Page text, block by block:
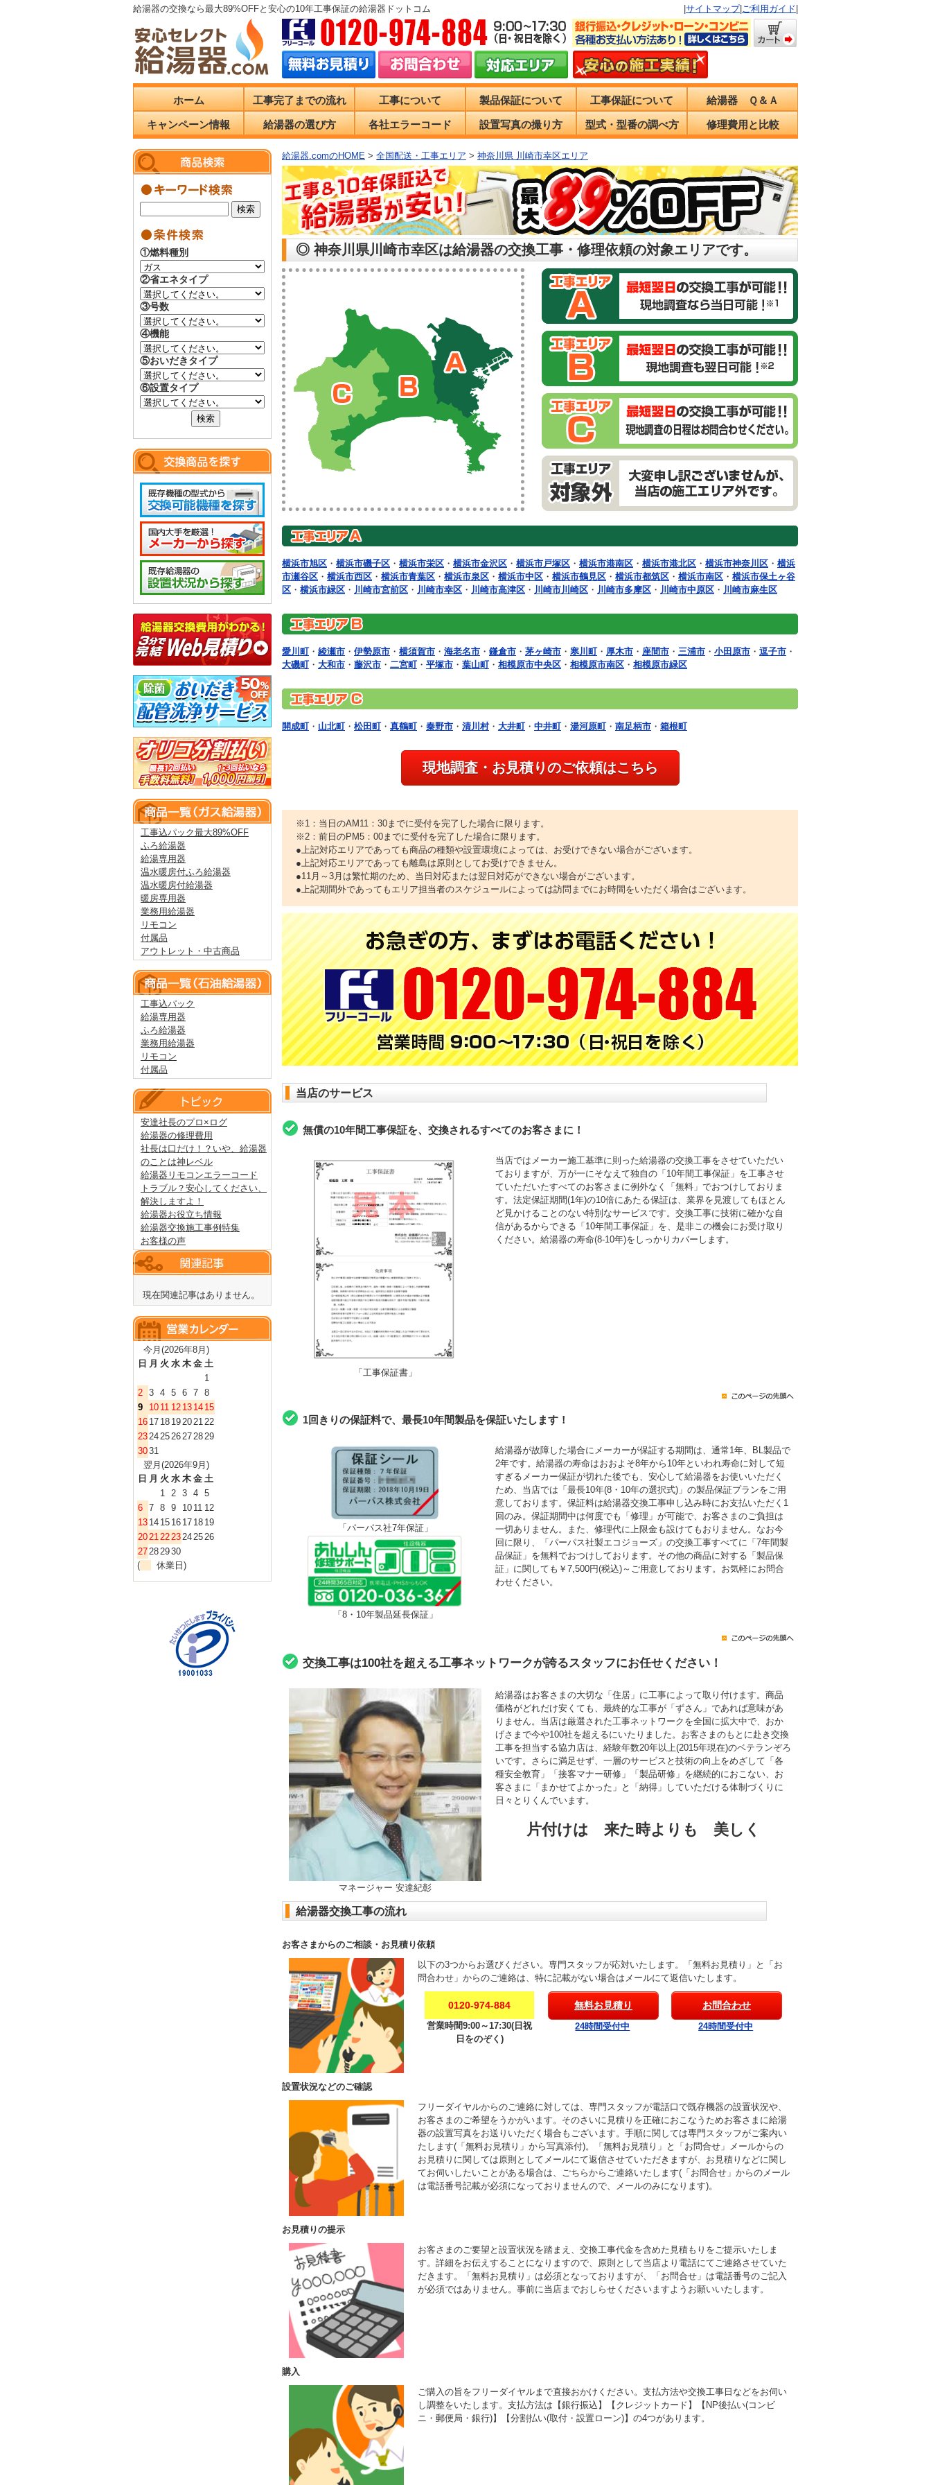
給湯器の交換なら最大89%OFFと安心の10年工事保証の給湯器ドットコム サイトマップ| ご利用ガイド
ホーム 工事完了までの流れ 工事について 製品保証について 工事保証について 給湯器 Ｑ＆Ａ
キャンペーン情報 給湯器の選び方 各社エラーコード 設置写真の撮り方 型式・型番の調べ方 修理費用と比較
給湯器.comのHOME > 全国配送・工事エリア > 神奈川県 川崎市幸区エリア
◎ 神奈川県川崎市幸区は給湯器の交換工事・修理依頼の対象エリアです。
横浜市旭区 ・ 横浜市磯子区 ・ 横浜市栄区 ・ 横浜市金沢区 ・ 横浜市戸塚区 ・ 横浜市港南区 ・ 横浜市港北区 ・ 横浜市神奈川区 ・ 横浜
市瀬谷区 ・ 横浜市西区 ・ 横浜市青葉区 ・ 横浜市泉区 ・ 横浜市中区 ・ 横浜市鶴見区 ・ 横浜市都筑区 ・ 横浜市南区 ・ 横浜市保土ヶ谷
区 ・ 横浜市緑区 ・ 川崎市宮前区 ・ 川崎市幸区 ・ 川崎市高津区 ・ 川崎市川崎区 ・ 川崎市多摩区 ・ 川崎市中原区 ・ 川崎市麻生区
愛川町・ 綾瀬市 ・ 伊勢原市 ・ 横須賀市 ・ 海老名市 ・ 鎌倉市 ・ 茅ヶ崎市 ・ 寒川町・ 厚木市 ・ 座間市 ・ 三浦市 ・ 小田原市 ・ 逗子市 ・
大磯町・ 大和市 ・ 藤沢市 ・ 二宮町・ 平塚市 ・ 葉山町・ 相模原市中央区 ・ 相模原市南区 ・ 相模原市緑区
開成町・ 山北町・ 松田町・ 真鶴町・秦野市 ・ 清川村・ 大井町・ 中井町・ 湯河原町・ 南足柄市 ・ 箱根町
現地調査・お見積りのご依頼はこちら
※1：当日のAM11：30までに受付を完了した場合に限ります。
※2：前日のPM5：00までに受付を完了した場合に限ります。
●上記対応エリアであっても商品の種類や設置環境によっては、お受けできない場合がございます。
●上記対応エリアであっても離島は原則としてお受けできません。
●11月～3月は繁忙期のため、当日対応または翌日対応ができない場合がございます。
●上記期間外であってもエリア担当者のスケジュールによっては訪問までにお時間をいただく場合はございます。
当店のサービス
無償の10年間工事保証を、交換されるすべてのお客さまに！
「工事保証書」
当店ではメーカー施工基準に則った給湯器の交換工事をさせていただい
ておりますが、万が一にそなえて独自の「10年間工事保証」を工事させ
ていただいたすべてのお客さまに例外なく「無料」でおつけしておりま
す。法定保証期間(1年)の10倍にあたる保証は、業界を見渡してもほとん
ど見かけることのない特別なサービスです。交換工事に技術に確かな自
信があるからできる「10年間工事保証」を、是非この機会にお受け取り
ください。給湯器の寿命(8-10年)をしっかりカバーします。
1回きりの保証料で、最長10年間製品を保証いたします！
「パーパス社7年保証」
「8・10年製品延長保証」
給湯器が故障した場合にメーカーが保証する期間は、通常1年、BL製品で
2年です。給湯器の寿命はおおよそ8年から10年といわれ寿命に対して短
すぎるメーカー保証が切れた後でも、安心して給湯器をお使いいただく
ため、当店では「最長10年(8・10年の選択式)」の製品保証プランをご用
意しております。保証料は給湯器交換工事申し込み時にお支払いただく1
回のみ。保証期間中は何度でも「修理」が可能で、お客さまのご負担は
一切ありません。また、修理代に上限金も設けてもおりません。なお今
回に限り、「パーパス社製エコジョーズ」の交換工事すべてに「7年間製
品保証」を無料でおつけしております。その他の商品に対する「製品保
証」に関しても￥7,500円(税込)～ご用意しております。お気軽にお問合
わせください。
交換工事は100社を超える工事ネットワークが誇るスタッフにお任せください！
マネージャー 安達紀彰
給湯器はお客さまの大切な「住居」に工事によって取り付けます。商品
価格がどれだけ安くても、最終的な工事が「ずさん」であれば意味があ
りません。当店は厳選された工事ネットワークを全国に拡大中で、おか
げさまで今や100社を超えるにいたりました。お客さまのもとに赴き交換
工事を担当する協力店は、経験年数20年以上(2015年現在)のベテランぞろ
いです。さらに満足せず、一層のサービスと技術の向上をめざして「各
種安全教育」「接客マナー研修」「製品研修」を継続的におこない、お
客さまに「まかせてよかった」と「納得」していただける体制づくりに
日々とりくんでいます。
片付けは 来た時よりも 美しく
給湯器交換工事の流れ
お客さまからのご相談・お見積り依頼
以下の3つからお選びください。専門スタッフが応対いたします。「無料お見積り」と「お
問合わせ」からのご連絡は、特に記載がない場合はメールにて返信いたします。
0120-974-884
営業時間9:00～17:30(日祝
日をのぞく)
無料お見積り
24時間受付中
お問合わせ
24時間受付中
設置状況などのご確認
フリーダイヤルからのご連絡に対しては、専門スタッフが電話口で既存機器の設置状況や、
お客さまのご希望をうかがいます。そのさいに見積りを正確におこなうためお客さまに給湯
器の設置写真をお送りいただく場合もございます。手順に関しては専門スタッフがご案内い
たします(「無料お見積り」から写真添付)。「無料お見積り」と「お問合せ」メールからの
お見積りに関しては原則としてメールにて返信させていただきますが、お見積りなどに関し
てお伺いしたいことがある場合は、ごちらからご連絡いたします(「お問合せ」からのメール
は電話番号記載が必須になっておりませんので、メールのみになります)。
お見積りの提示
お客さまのご要望と設置状況を踏まえ、交換工事代金を含めた見積もりをご提示いたしま
す。詳細をお伝えすることになりますので、原則として当店より電話にてご連絡させていた
だきます。「無料お見積り」は必須となっておりますが、「お問合せ」は電話番号のご記入
が必須ではありません。事前に当店までおしらせくださいますようお願いいたします。
購入
ご購入の旨をフリーダイヤルまで直接おかけください。支払方法や交換工事日などをお伺い
し調整をいたします。支払方法は【銀行振込】【クレジットカード】【NP後払い(コンビ
ニ・郵便局・銀行)】【分割払い(取付・設置ローン)】の4つがあります。
①燃料種別
②省エネタイプ
③号数
④機能
⑤おいだきタイプ
⑥設置タイプ
工事込パック最大89%OFF
ふろ給湯器
給湯専用器
温水暖房付ふろ給湯器
温水暖房付給湯器
暖房専用器
業務用給湯器
リモコン
付属品
アウトレット・中古商品
工事込パック
給湯専用器
ふろ給湯器
業務用給湯器
リモコン
付属品
安達社長のプロ×ログ
給湯器の修理費用
社長は口だけ！？いや、給湯器
のことは神レベル
給湯器リモコンエラーコード
トラブル？安心してください、
解決しますよ！
給湯器お役立ち情報
給湯器交換施工事例特集
お客様の声
現在関連記事はありません。
今月(2026年8月)
日 月 火 水 木 金 土
1
2 3 4 5 6 7 8
9
10 11 12 13 14 15
16 17 18 19202122
23242526272829
3031
翌月(2026年9月)
日 月 火 水 木 金 土
1 2 3 4 5
6 7 8 9 10 11 12
13 14 15 16 17 18 19
20212223242526
27282930
(
休業日)